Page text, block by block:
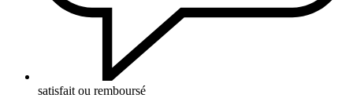
satisfait ou remboursé